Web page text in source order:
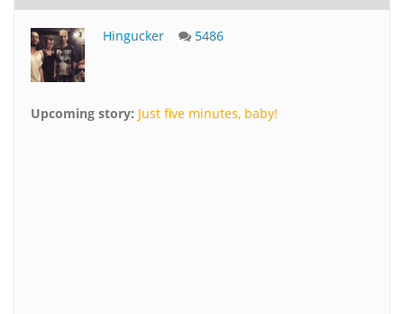
Hingucker 5486
Upcoming story: Just five minutes, baby!